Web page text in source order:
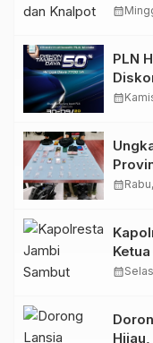
calendar_month
PLN
calendar_month
calendar_month
calendar_month